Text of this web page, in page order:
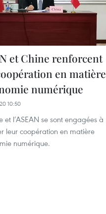
et Chine renforcent
en matière
numérique
10:50
et l’ASEAN se sont engagées à
leur coopération en matière
numérique.